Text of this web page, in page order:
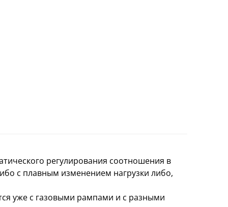
регулирования соотношения в
с плавным изменением нагрузки либо,
уже с газовыми рампами и с разными